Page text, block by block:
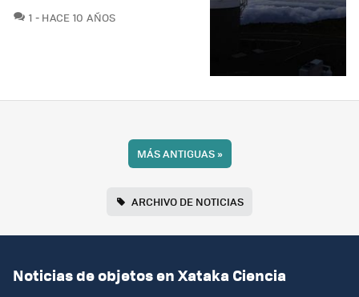
1 COMENTARIOS
HACE 10 AÑOS
MÁS ANTIGUAS»
ARCHIVO DE NOTICIAS
Noticias de objetos en Xataka Ciencia